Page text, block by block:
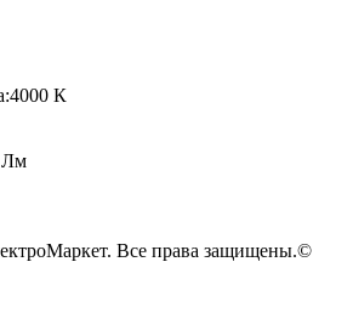
К
Лм
Все права защищены.©